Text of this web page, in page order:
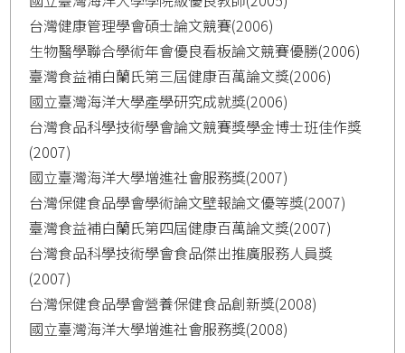
台灣健康管理學會碩士論文競賽(2006)
生物醫學聯合學術年會優良看板論文競賽優勝(2006)
臺灣食益補白蘭氏第三屆健康百萬論文獎(2006)
國立臺灣海洋大學產學研究成就獎(2006)
台灣食品科學技術學會論文競賽獎學金博士班佳作獎
(2007)
國立臺灣海洋大學增進社會服務獎(2007)
台灣保健食品學會學術論文壁報論文優等獎(2007)
臺灣食益補白蘭氏第四屆健康百萬論文獎(2007)
台灣食品科學技術學會食品傑出推廣服務人員獎
(2007)
台灣保健食品學會營養保健食品創新獎(2008)
國立臺灣海洋大學增進社會服務獎(2008)